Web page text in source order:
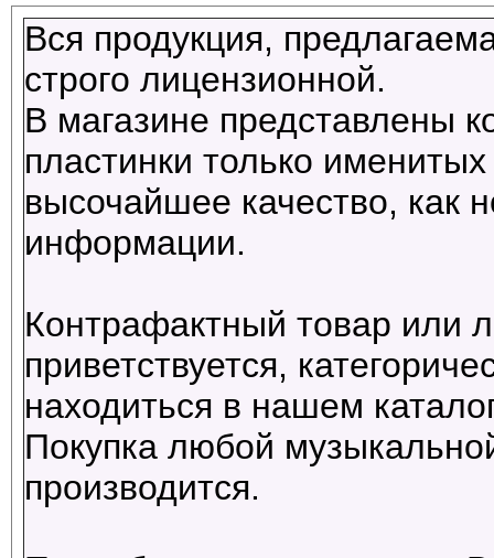
Вся продукция,
строго лицензионной.
В магазине представлены
пластинки только
высочайшее качество, как
информации.
Контрафактный товар или
приветствуется,
находиться в нашем
Покупка любой
производится.